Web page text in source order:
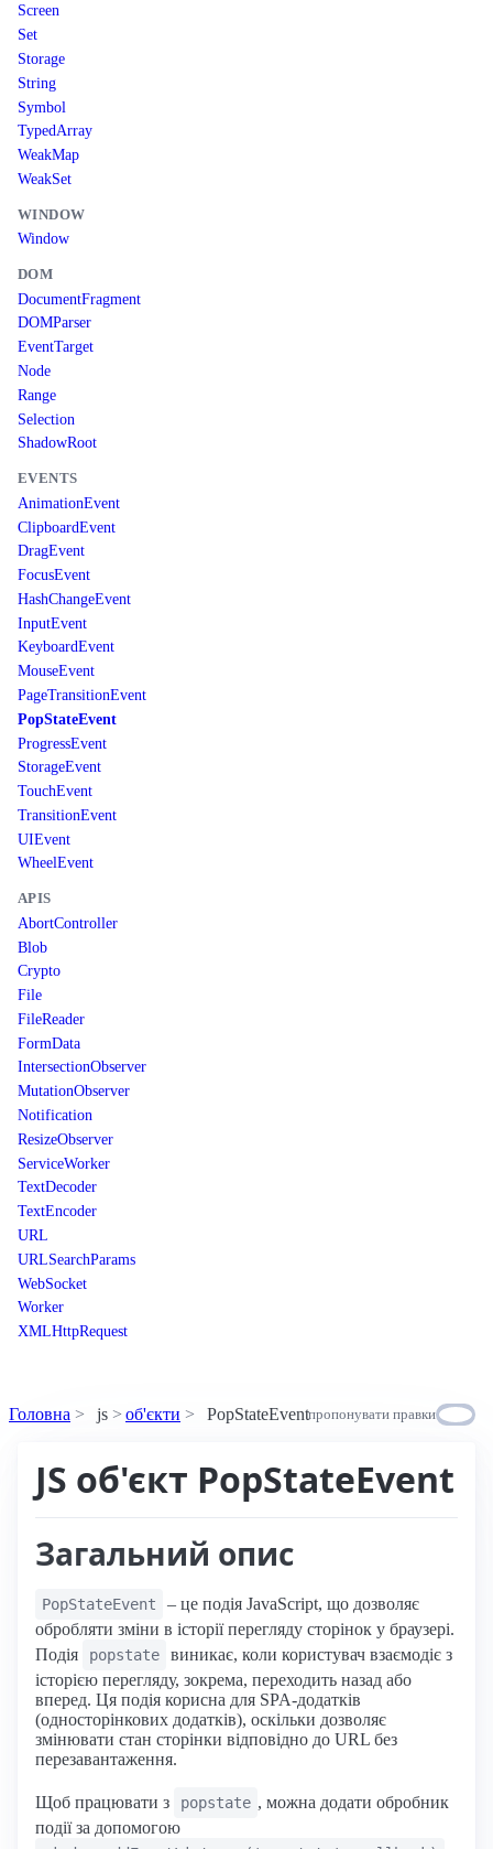
Screen
Set
Storage
String
Symbol
TypedArray
WeakMap
WeakSet
WINDOW
Window
DOM
DocumentFragment
DOMParser
EventTarget
Node
Range
Selection
ShadowRoot
EVENTS
AnimationEvent
ClipboardEvent
DragEvent
FocusEvent
HashChangeEvent
InputEvent
KeyboardEvent
MouseEvent
PageTransitionEvent
PopStateEvent
ProgressEvent
StorageEvent
TouchEvent
TransitionEvent
UIEvent
WheelEvent
APIS
AbortController
Blob
Crypto
File
FileReader
FormData
IntersectionObserver
MutationObserver
Notification
ResizeObserver
ServiceWorker
TextDecoder
TextEncoder
URL
URLSearchParams
WebSocket
Worker
XMLHttpRequest
Головна js об'єкти PopStateEventпропонувати правки
JS об'єкт PopStateEvent
Загальний опис
PopStateEvent
– це подія JavaScript, що дозволяє
обробляти зміни в історії перегляду сторінок у браузері.
Подія
popstate
виникає, коли користувач взаємодіє з
історією перегляду, зокрема, переходить назад або
вперед. Ця подія корисна для SPA-додатків
(односторінкових додатків), оскільки дозволяє
змінювати стан сторінки відповідно до URL без
перезавантаження.
Щоб працювати з popstate , можна додати обробник
події за допомогою